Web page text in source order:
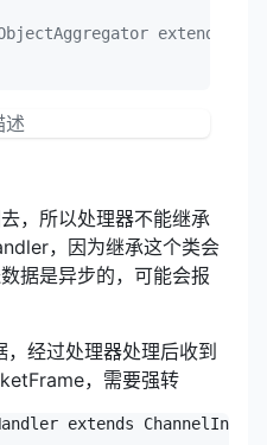
extends
，所以处理器不能继承
，因为继承这个类会
据是异步的，可能会报
经过处理器处理后收到
，需要强转
extends